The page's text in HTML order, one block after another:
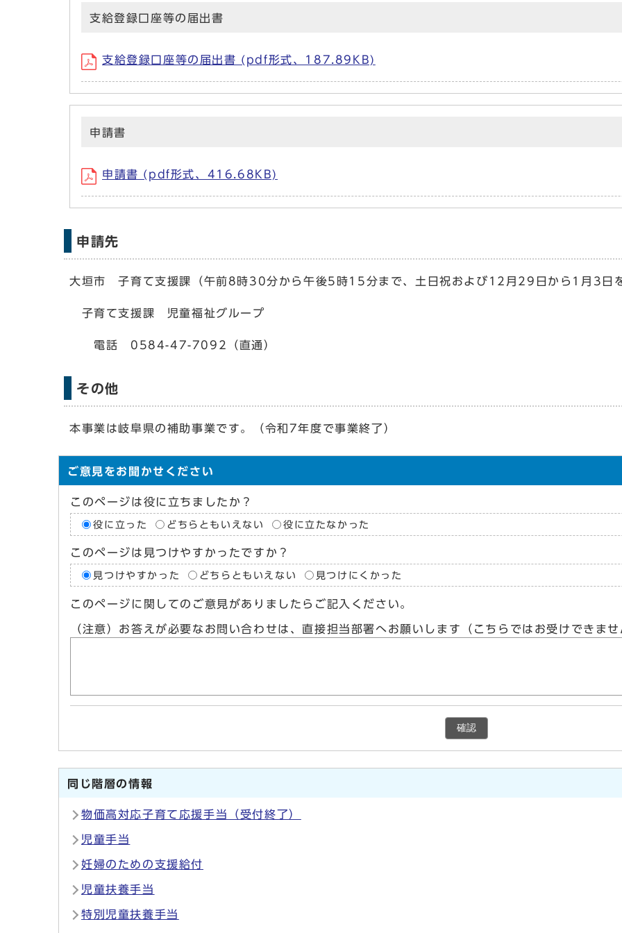
支給登録口座等の届出書
支給登録口座等の届出書 (pdf形式、187.89KB)
申請書
申請書 (pdf形式、416.68KB)
申請先
大垣市 子育て支援課（午前8時30分から午後5時15分まで、土日祝および12月29日から1月3日
子育て支援課 児童福祉グループ
電話 0584-47-7092（直通）
その他
本事業は岐阜県の補助事業です。（令和7年度で事業終了）
ご意見をお聞かせください
このページは役に立ちましたか？
役に立った どちらともいえない 役に立たなかった
このページは見つけやすかったですか？
見つけやすかった どちらともいえない 見つけにくかった
このページに関してのご意見がありましたらご記入ください。
（注意）お答えが必要なお問い合わせは、直接担当部署へお願いします（こちらではお受けできま
確認
同じ階層の情報
物価高対応子育て応援手当（受付終了）
児童手当
妊婦のための支援給付
児童扶養手当
特別児童扶養手当